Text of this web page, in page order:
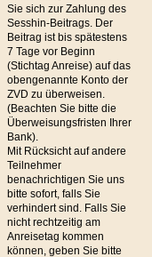
Sie sich zur Zahlung des
Sesshin-Beitrags. Der
Beitrag ist bis spätestens
7 Tage vor Beginn
(Stichtag Anreise) auf das
obengenannte Konto der
ZVD zu überweisen.
(Beachten Sie bitte die
Überweisungsfristen Ihrer
Bank).
Mit Rücksicht auf andere
Teilnehmer
benachrichtigen Sie uns
bitte sofort, falls Sie
verhindert sind. Falls Sie
nicht rechtzeitig am
Anreisetag kommen
können, geben Sie bitte